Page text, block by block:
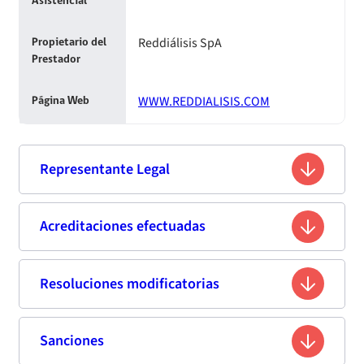
Propietario del
Prestador
Reddiálisis SpA
Página Web WWW.REDDIALISIS.COM
Representante Legal
Nombre Luz Estrella Núñez Orellana
Profesión No Disponible
Leonidas Vial N° 1130 , San Miguel,
Acreditaciones efectuadas
Segunda acreditación
Evaluación del Plan de Corrección
Resoluciones modificatorias
Fecha de publicación Enlace
Sanciones